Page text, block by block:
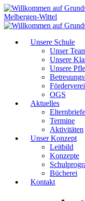
Unsere Schule
Unser
Unsere
Unsere
OGS
Aktuelles
Elternbriefe
Termine
Aktivitäten
Unser Konzept
Leitbild
Konzepte
Bücherei
Kontakt